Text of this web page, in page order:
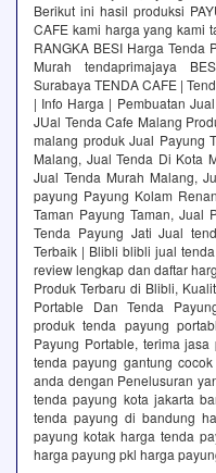
Berikut ini hasil produksi
CAFE kami harga yang kami
RANGKA BESI Harga Tenda
Murah tendaprimajaya
Surabaya TENDA CAFE |
| Info Harga | Pembuatan
JUal Tenda Cafe Malang
malang produk Jual Payung
Malang, Jual Tenda Di Kota
Jual Tenda Murah Malang,
payung Payung Kolam
Taman Payung Taman, Jual
Tenda Payung Jati Jual
Terbaik | Blibli blibli jual
review lengkap dan daftar
Produk Terbaru di Blibli,
Portable Dan Tenda
produk tenda payung
Payung Portable, terima
tenda payung gantung
anda dengan Penelusuran
tenda payung kota jakarta
tenda payung di bandung
payung kotak harga tenda
harga payung pkl harga